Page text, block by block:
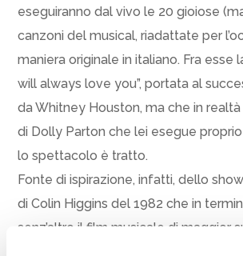
eseguiranno dal vivo le 20 gioiose
canzoni del musical, riadattate per
maniera originale in italiano. Fra esse
will always love you”, portata al
da Whitney Houston, ma che in
di Dolly Parton che lei esegue
lo spettacolo è tratto.
Fonte di ispirazione, infatti, dello
di Colin Higgins del 1982 che in
senz’altro il film musicale di maggior
anni Ottanta (che ottenne anche la